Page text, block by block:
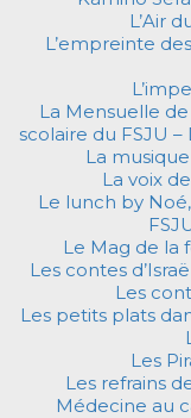
L’Air
L’empreinte
La Mensuelle de
scolaire du FSJU
La
La voix
Le lunch by
Le Mag de la
Les contes
Les
Les petits plats
Les
Les refrains
Médecine au